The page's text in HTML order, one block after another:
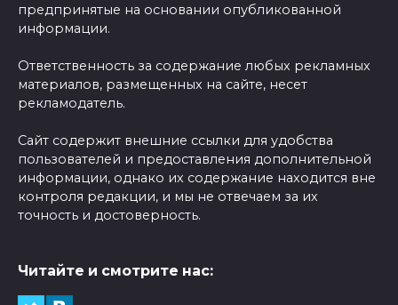
предпринятые на основании опубликованной
информации.
Ответственность за содержание любых рекламных
материалов, размещенных на сайте, несет
рекламодатель.
Сайт содержит внешние ссылки для удобства
пользователей и предоставления дополнительной
информации, однако их содержание находится вне
контроля редакции, и мы не отвечаем за их
точность и достоверность.
Читайте и смотрите нас: